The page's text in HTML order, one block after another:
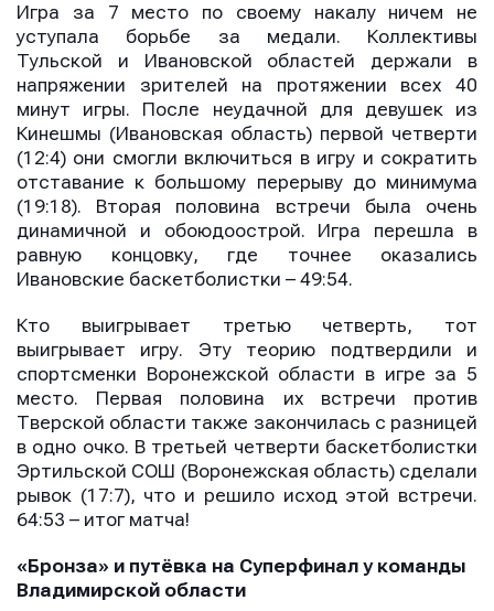
Игра за 7 место по своему накалу ничем не
уступала борьбе за медали. Коллективы
Тульской и Ивановской областей держали в
напряжении зрителей на протяжении всех 40
минут игры. После неудачной для девушек из
Кинешмы (Ивановская область) первой четверти
(12:4) они смогли включиться в игру и сократить
отставание к большому перерыву до минимума
(19:18). Вторая половина встречи была очень
динамичной и обоюдоострой. Игра перешла в
равную концовку, где точнее оказались
Ивановские баскетболистки – 49:54.
Кто выигрывает третью четверть, тот
выигрывает игру. Эту теорию подтвердили и
спортсменки Воронежской области в игре за 5
место. Первая половина их встречи против
Тверской области также закончилась с разницей
в одно очко. В третьей четверти баскетболистки
Эртильской СОШ (Воронежская область) сделали
рывок (17:7), что и решило исход этой встречи.
64:53 – итог матча!
«Бронза» и путёвка на Суперфинал у команды
Владимирской области